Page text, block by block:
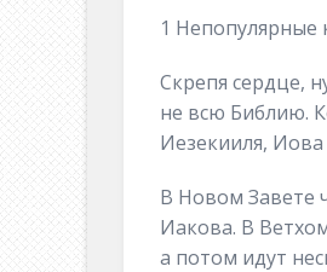
1 Непопулярные
Скрепя сердце,
не всю Библию.
Иезекииля, Иова
В Новом Завете
Иакова. В
а потом идут